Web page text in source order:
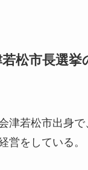
松市長選挙
津若松市出身で
営をしている。